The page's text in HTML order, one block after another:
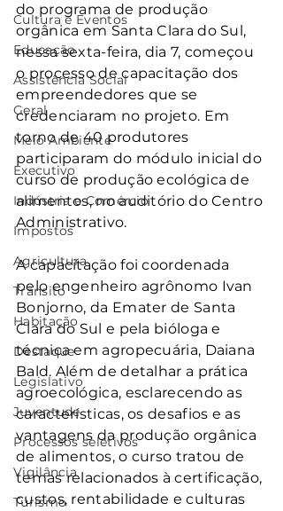
Cultura e Eventos
Educação
Assistência Social
Geral
Meio Ambiente
Executivo
Indústria e Comércio
Impostos
Agricultura
Trânsito
Habitação
Destaque
Legislativo
Juventude
Processos seletivos
Vigilância
Turismo
do programa de produção
orgânica em Santa Clara do Sul,
nessa sexta-feira, dia 7, começou
o processo de capacitação dos
empreendedores que se
credenciaram no projeto. Em
torno de 40 produtores
participaram do módulo inicial do
curso de produção ecológica de
alimentos, no auditório do Centro
Administrativo.
A capacitação foi coordenada
pelo engenheiro agrônomo Ivan
Bonjorno, da Emater de Santa
Clara do Sul e pela bióloga e
técnica em agropecuária, Daiana
Bald. Além de detalhar a prática
agroecológica, esclarecendo as
características, os desafios e as
vantagens da produção orgânica
de alimentos, o curso tratou de
temas relacionados à certificação,
custos, rentabilidade e culturas